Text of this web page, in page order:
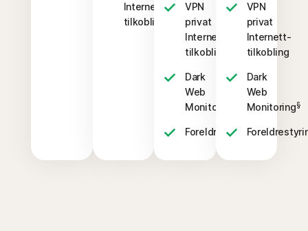
Internett-
tilkobling
VPN
privat
Internett-
tilkobling
Dark
Web
Monitoring
Foreldrestyring‡
VPN
privat
Internett-
tilkobling
Dark
Web
Monitoring§